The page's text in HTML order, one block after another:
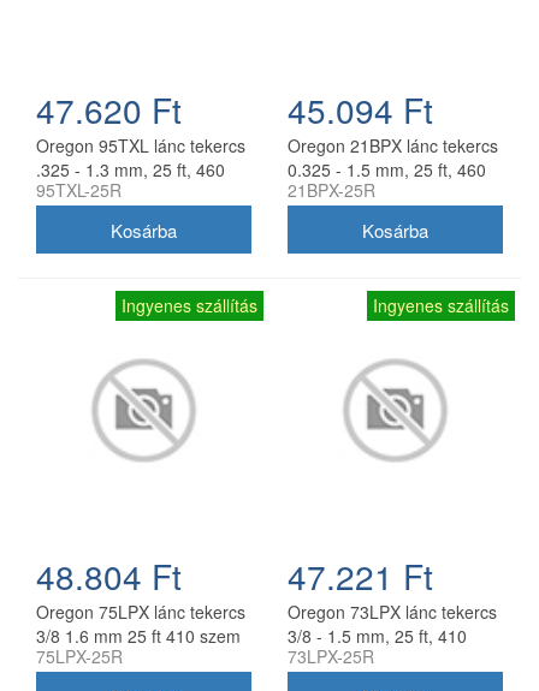
47.620 Ft
Oregon 95TXL lánc tekercs
.325 - 1.3 mm, 25 ft, 460
szem
95TXL-25R
45.094 Ft
Oregon 21BPX lánc tekercs
0.325 - 1.5 mm, 25 ft, 460
szem
21BPX-25R
Ingyenes szállítás
48.804 Ft
Oregon 75LPX lánc tekercs
3/8 1.6 mm 25 ft 410 szem
75LPX-25R
Ingyenes szállítás
47.221 Ft
Oregon 73LPX lánc tekercs
3/8 - 1.5 mm, 25 ft, 410
szem
73LPX-25R